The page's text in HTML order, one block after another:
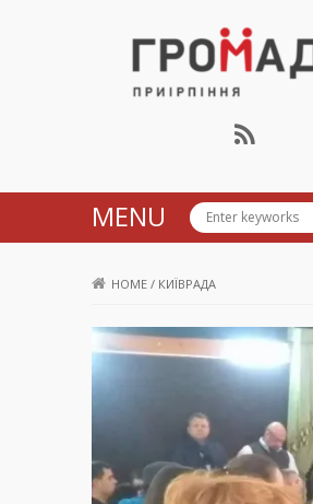
Громада
MENU
HOME / КИЇВРАДА